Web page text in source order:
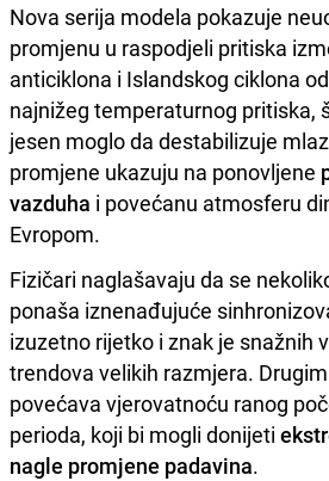
Nova serija modela pokazuje
promjenu u raspodjeli pritiska
anticiklona i Islandskog ciklona
najnižeg temperaturnog pritiska,
jesen moglo da destabilizuje
promjene ukazuju na ponovljene
vazduha i povećanu atmosferu
Evropom.
Fizičari naglašavaju da se
ponaša iznenađujuće
izuzetno rijetko i znak je snažnih
trendova velikih razmjera.
povećava vjerovatnoću ranog
perioda, koji bi mogli donijeti
nagle promjene padavina.